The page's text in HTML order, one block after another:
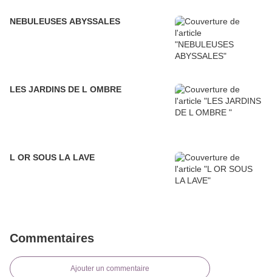
NEBULEUSES ABYSSALES
LES JARDINS DE L OMBRE
L OR SOUS LA LAVE
Commentaires
Ajouter un commentaire